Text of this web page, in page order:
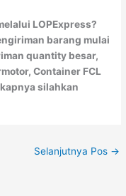
LOPExpress?
barang mulai
quantity besar,
Container FCL
silahkan
Selanjutnya Pos →